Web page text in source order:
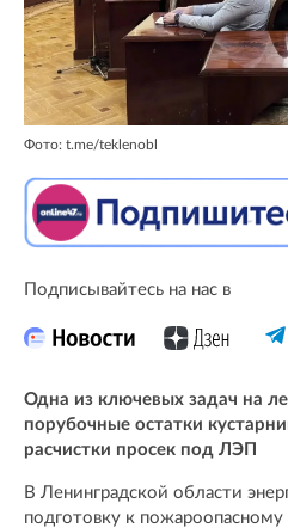
Фото: t.me/teklenobl
Подписывайтесь на нас в
Одна из ключевых задач на
порубочные остатки
расчистки просек под ЛЭП
В Ленинградской области
подготовку к пожароопасному